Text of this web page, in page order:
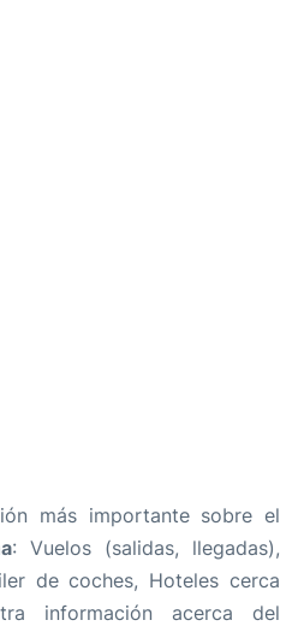
más importante sobre el
: Vuelos (salidas, llegadas),
de coches, Hoteles cerca
información acerca del